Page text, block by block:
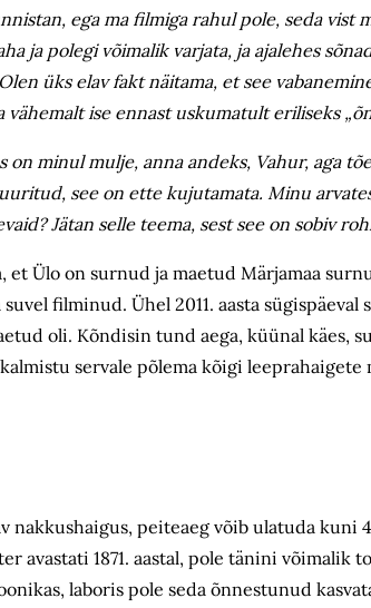
ega ma filmiga rahul pole, seda vist
ja polegi võimalik varjata, ja ajalehes
üks elav fakt näitama, et see
ise ennast uskumatult eriliseks
minul mulje, anna andeks, Vahur, aga
see on ette kujutamata. Minu
Jätan selle teema, sest see on sobiv
et Ülo on surnud ja maetud Märjamaa
suvel filminud. Ühel 2011. aasta
oli. Kõndisin tund aega, küünal käes,
servale põlema kõigi leeprahaigete
nakkushaigus, peiteaeg võib ulatuda kuni
avastati 1871. aastal, pole tänini võimalik
laboris pole seda õnnestunud